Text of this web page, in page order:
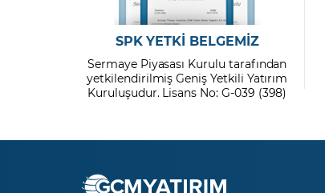
SPK YETKİ BELGEMİZ
Sermaye Piyasası Kurulu tarafından
yetkilendirilmiş Geniş Yetkili Yatırım
Kuruluşudur. Lisans No: G-039 (398)